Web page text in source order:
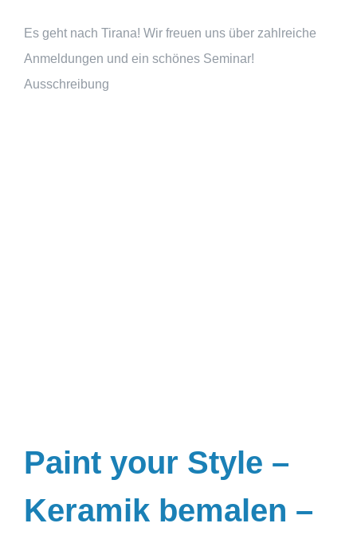
Es geht nach Tirana! Wir freuen uns über zahlreiche
Anmeldungen und ein schönes Seminar!
Ausschreibung
Paint your Style –
Keramik bemalen –